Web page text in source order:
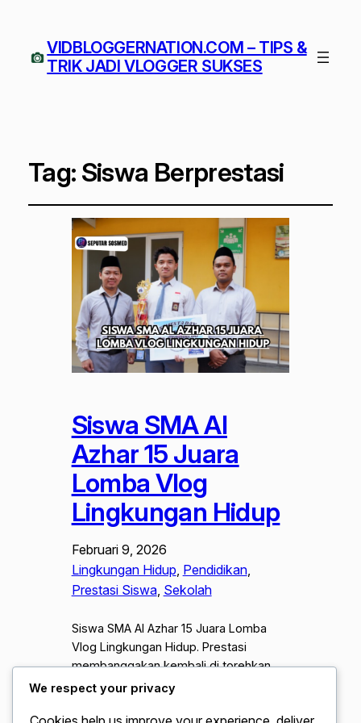
VIDBLOGGERNATION.COM – TIPS &
TRIK JADI VLOGGER SUKSES
Tag: Siswa Berprestasi
Siswa SMA Al
Azhar 15 Juara
Lomba Vlog
Lingkungan Hidup
Februari 9, 2026
Lingkungan Hidup, Pendidikan
Prestasi Siswa, Sekolah
Siswa SMA Al Azhar 15 Juara Lomba
Vlog Lingkungan Hidup. Prestasi
membanggakan kembali di torehkan
oleh siswa SMA Islam Al Azhar 15 dalam
We respect your privacy